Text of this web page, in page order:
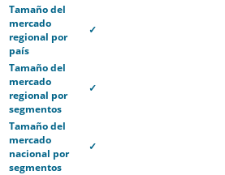
Tamaño del
mercado
regional por
país
✓
Tamaño del
mercado
regional por
segmentos
✓
Tamaño del
mercado
nacional por
segmentos
✓